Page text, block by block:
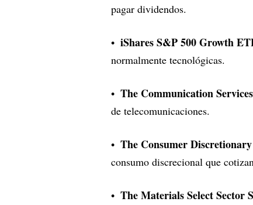
pagar dividendos.
iShares S&P 500 Growth
normalmente tecnológicas.
The Communication
de telecomunicaciones.
The Consumer
consumo discrecional que
The Materials Select Sector